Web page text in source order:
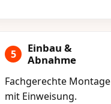
5
Einbau &
Abnahme
Fachgerechte Montage
mit Einweisung.